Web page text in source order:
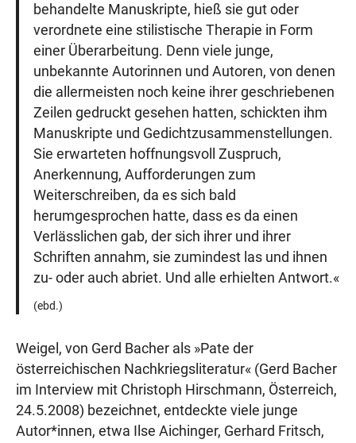
behandelte Manuskripte, hieß sie gut oder
verordnete eine stilistische Therapie in Form
einer Überarbeitung. Denn viele junge,
unbekannte Autorinnen und Autoren, von denen
die allermeisten noch keine ihrer geschriebenen
Zeilen gedruckt gesehen hatten, schickten ihm
Manuskripte und Gedichtzusammenstellungen.
Sie erwarteten hoffnungsvoll Zuspruch,
Anerkennung, Aufforderungen zum
Weiterschreiben, da es sich bald
herumgesprochen hatte, dass es da einen
Verlässlichen gab, der sich ihrer und ihrer
Schriften annahm, sie zumindest las und ihnen
zu- oder auch abriet. Und alle erhielten Antwort.«
(ebd.)
Weigel, von Gerd Bacher als »Pate der
österreichischen Nachkriegsliteratur« (Gerd Bacher
im Interview mit Christoph Hirschmann, Österreich,
24.5.2008) bezeichnet, entdeckte viele junge
Autor*innen, etwa Ilse Aichinger, Gerhard Fritsch,